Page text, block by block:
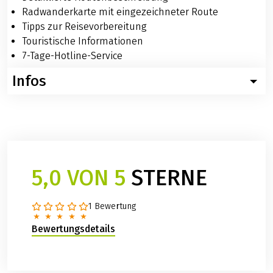
Radwanderkarte mit eingezeichneter Route
Tipps zur Reisevorbereitung
Touristische Informationen
7-Tage-Hotline-Service
Infos
Heidelberg. Sollten Sie weitere Fragen zu dieser Reise
haben, so rufen Sie uns ganz einfach an: Tel.: 06421 -
886890.
Anreisemöglichkeit per Bahn
Villingen ist von allen größeren Städten in
5,0 VON 5 STERNE
1 Bewertung
Bewertungsdetails